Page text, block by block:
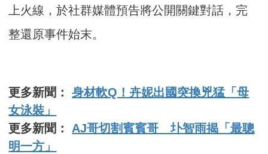
上火線，於社群媒體預告將公開關鍵對話，完
整還原事件始末。
更多新聞：身材軟Q！卉妮出國突換兇猛「母
女泳裝」
更多新聞： AJ哥切割賓賓哥 圤智雨揭「最聰
明一方」